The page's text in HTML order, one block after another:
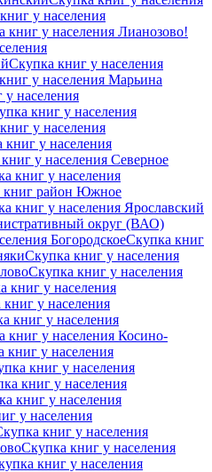
у населения
книг у населения Лианозово!
Скупка книг у населения
у населения Марьина
населения
книг у населения
у населения
книг у населения
у населения Северное
книг у населения
книг район Южное
книг у населения Ярославский
округ (ВАО)
БогородскоеСкупка книг
Скупка книг у населения
Скупка книг у населения
книг у населения
у населения
книг у населения
книг у населения Косино-
книг у населения
книг у населения
книг у населения
книг у населения
у населения
книг у населения
Скупка книг у населения
книг у населения